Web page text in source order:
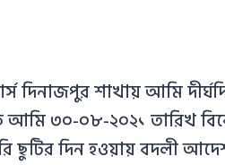
দিনাজপুর শাখায় আমি
আমি ৩০-০৮-২০২১ তারিখ
ছুটির দিন হওয়ায় বদলী